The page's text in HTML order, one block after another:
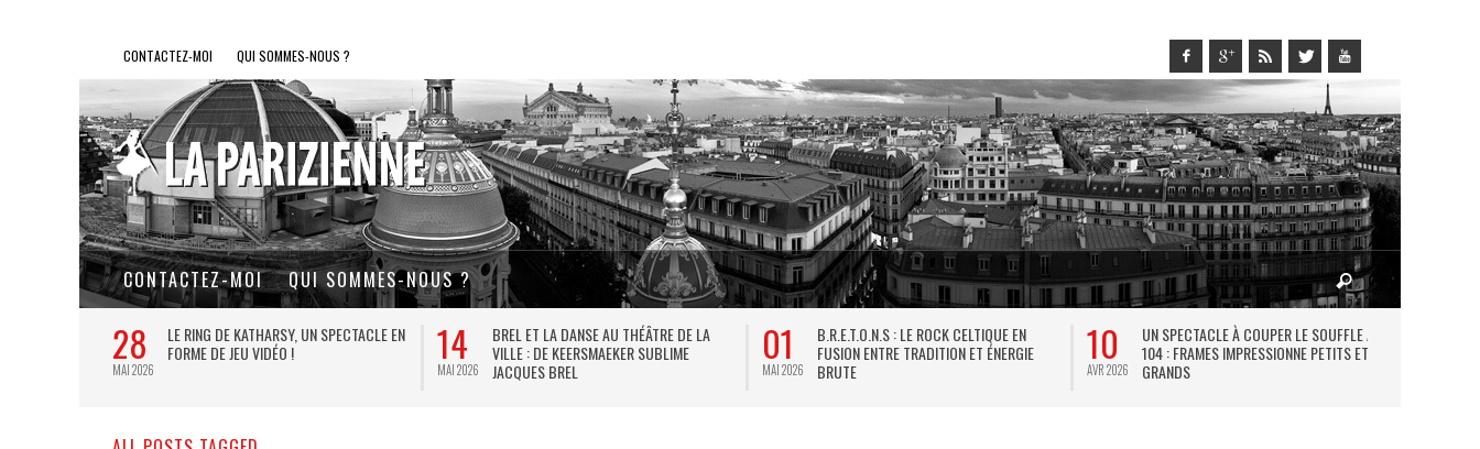
CONTACTEZ-MOI QUI SOMMES-NOUS ?
CONTACTEZ-MOI QUI SOMMES-NOUS ?
28
MAI 2026
LE RING DE KATHARSY, UN SPECTACLE EN
FORME DE JEU VIDÉO !
14
MAI 2026
BREL ET LA DANSE AU THÉÂTRE DE LA
VILLE : DE KEERSMAEKER SUBLIME
JACQUES BREL
01
MAI 2026
B.R.E.T.O.N.S : LE ROCK CELTIQUE EN
FUSION ENTRE TRADITION ET ÉNERGIE
BRUTE
10
AVR 2026
UN SPECTACLE À COUPER LE SOUFFLE AU
104 : FRAMES IMPRESSIONNE PETITS ET
GRANDS